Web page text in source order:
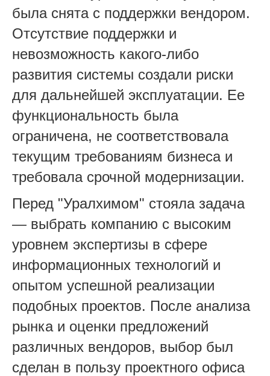
была снята с поддержки вендором.
Отсутствие поддержки и
невозможность какого-либо
развития системы создали риски
для дальнейшей эксплуатации. Ее
функциональность была
ограничена, не соответствовала
текущим требованиям бизнеса и
требовала срочной модернизации.
Перед "Уралхимом" стояла задача
— выбрать компанию с высоким
уровнем экспертизы в сфере
информационных технологий и
опытом успешной реализации
подобных проектов. После анализа
рынка и оценки предложений
различных вендоров, выбор был
сделан в пользу проектного офиса